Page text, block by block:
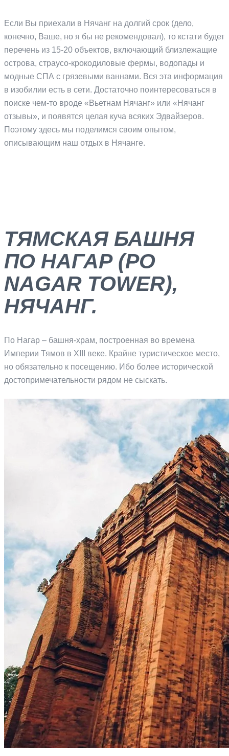
Если Вы приехали в Нячанг на долгий срок (дело,
конечно, Ваше, но я бы не рекомендовал), то кстати будет
перечень из 15-20 объектов, включающий близлежащие
острова, страусо-крокодиловые фермы, водопады и
модные СПА с грязевыми ваннами. Вся эта информация
в изобилии есть в сети. Достаточно поинтересоваться в
поиске чем-то вроде «Вьетнам Нячанг» или «Нячанг
отзывы», и появятся целая куча всяких Эдвайзеров.
Поэтому здесь мы поделимся своим опытом,
описывающим наш отдых в Нячанге.
ТЯМСКАЯ БАШНЯ
ПО НАГАР (PO
NAGAR TOWER),
НЯЧАНГ.
По Нагар – башня-храм, построенная во времена
Империи Тямов в XIII веке. Крайне туристическое место,
но обязательно к посещению. Ибо более исторической
достопримечательности рядом не сыскать.